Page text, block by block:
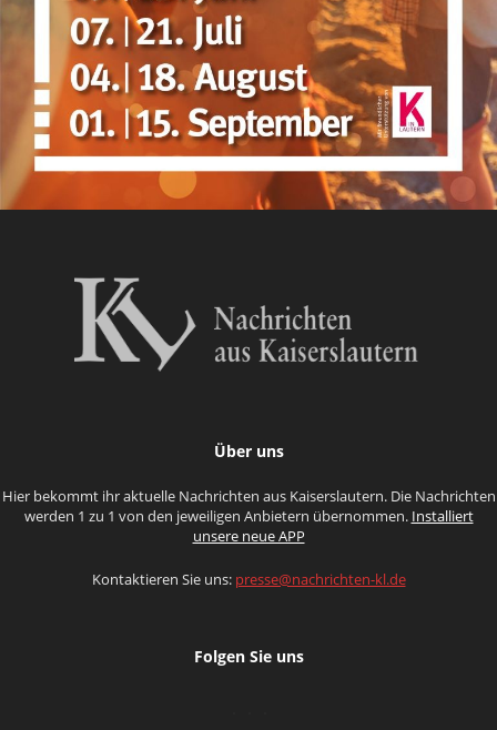
Über uns
Hier bekommt ihr aktuelle Nachrichten aus Kaiserslautern. Die Nachrichten
werden 1 zu 1 von den jeweiligen Anbietern übernommen. Installiert
unsere neue APP
Kontaktieren Sie uns: presse@nachrichten-kl.de
Folgen Sie uns